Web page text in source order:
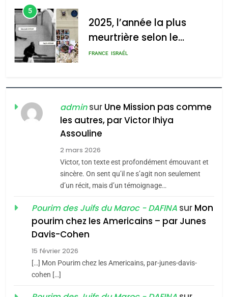
l’antisémitisme
admin 0
5
2025, l’année la plus
meurtrière selon le
FIÈRE, DIGNE ET RÉSILIENTE :
MA JUDAÏTE par Thérèse
Zrihen-Dvir
CE QUI NOUS MANQUE –
Jacques Hadida
JUDAISME
Maroc : Les amandes de
Tafraout, le miel de Tadla
du terroir
1
adminsur Une Mission pas comme
les autres, par Victor Ihiya
Assouline
2 mars 2026
Victor, ton texte est profondément émouvant et
sincère. On sent qu’il ne s’agit non seulement
d’un récit, mais d’un témoignage…
Pourim des Juifs du Maroc - DAFINA sur Mon
pourim chez les Americains – par Junes
Davis-Cohen
15 février 2026
[…] Mon Pourim chez les Americains, par-junes-davis-
cohen […]